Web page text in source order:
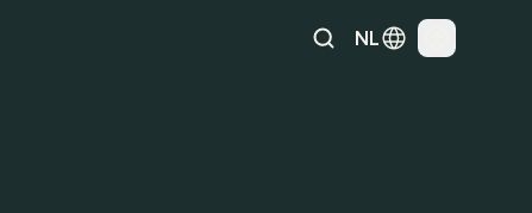
NL